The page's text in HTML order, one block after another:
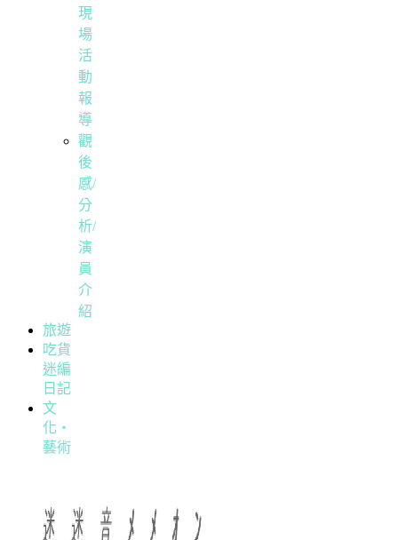
現
場
活
動
報
導
觀
後
感/
分
析/
演
員
介
紹
旅遊
吃貨
迷編
日記
文
化・
藝術